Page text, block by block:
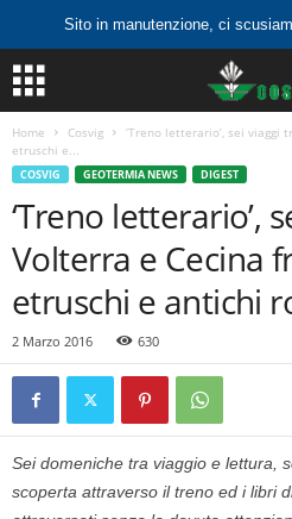
Sito in manutenzione, ci
Home Cosvig
‘Treno letterario’, sei viaggi
etruschi e...
COSVIG GEOTERMIA NEWS DIGEST
‘Treno letterario’,
Volterra e Cecina
etruschi e antichi
2 Marzo 2016 630
Sei domeniche tra viaggio e lettura,
scoperta attraverso il treno ed i libri